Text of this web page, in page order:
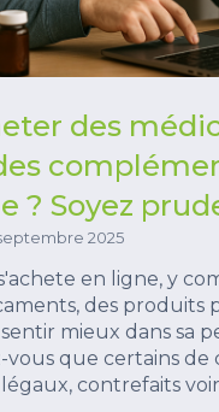
des
? Soyez
2025
en ligne, y
des produits
mieux dans sa
vous que certains de
contrefaits